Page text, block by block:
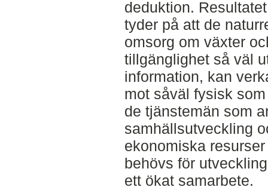
deduktion. Resultatet
tyder på att de
omsorg om växter
tillgänglighet så väl
information, kan
mot såväl fysisk
de tjänstemän som
samhällsutveckling
ekonomiska
behövs för
ett ökat samarbete.